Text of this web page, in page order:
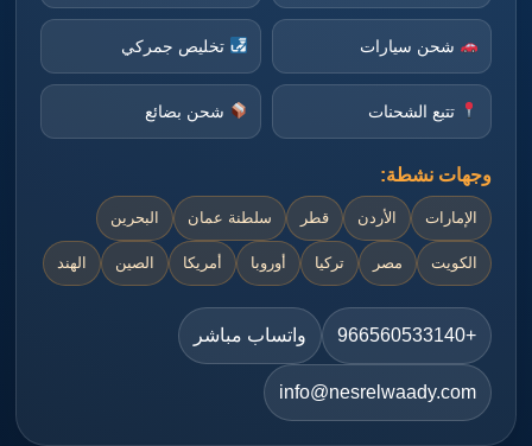
شحن سيارات تخليص جمركي
تتبع الشحنات شحن بضائع
وجهات نشطة:
الإمارات الأردن قطر سلطنة عمان البحرين
الكويت مصر تركيا أوروبا أمريكا الصين الهند
+966560533140 واتساب مباشر
info@nesrelwaady.com